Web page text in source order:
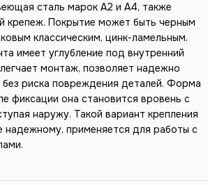
сталь марок А2 и А4, также
крепеж. Покрытие может быть черным
классическим, цинк-ламельным.
имеет углубление под внутренний
монтаж, позволяет надежно
без риска повреждения деталей. Форма
фиксации она становится вровень с
наружу. Такой вариант крепления
надежному, применяется для работы с